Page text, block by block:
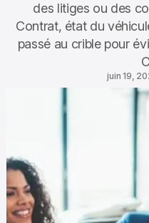
des litiges ou des
Contrat, état du
passé au crible pour
juin 19,